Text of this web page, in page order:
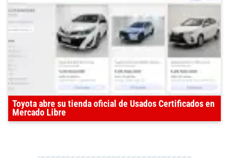
Toyota abre su tienda oficial de Usados Certificados en
Mercado Libre